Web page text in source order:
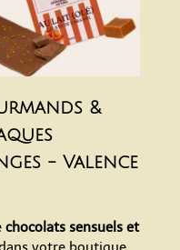
&
- Valence
chocolats sensuels et